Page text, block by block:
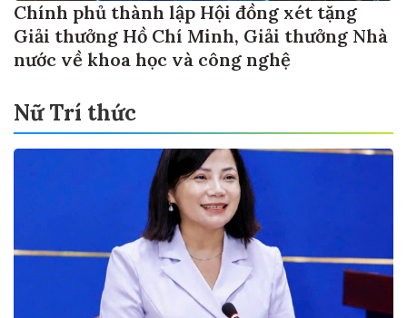
Chính phủ thành lập Hội đồng xét tặng
Giải thưởng Hồ Chí Minh, Giải thưởng Nhà
nước về khoa học và công nghệ
Nữ Trí thức